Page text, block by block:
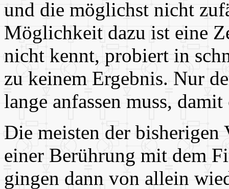
und die möglichst nicht
Möglichkeit dazu ist eine
nicht kennt, probiert in
zu keinem Ergebnis. Nur
lange anfassen muss,
Die meisten der bisherigen
einer Berührung mit dem
gingen dann von allein